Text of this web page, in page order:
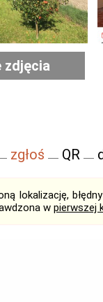
zdjęcia
zgłoś QR
lokalizację,
w pierwszej